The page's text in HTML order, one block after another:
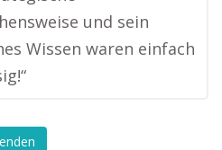
und sein
Wissen waren einfach